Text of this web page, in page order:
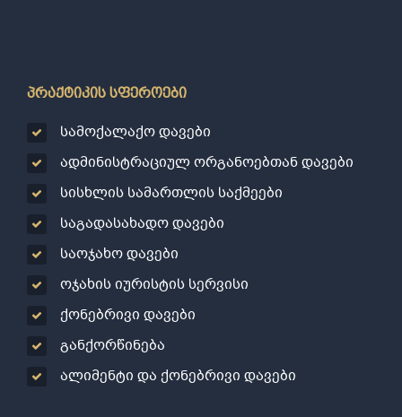
პრაქტიკის სფეროები
სამოქალაქო დავები
ადმინისტრაციულ ორგანოებთან დავები
სისხლის სამართლის საქმეები
საგადასახადო დავები
საოჯახო დავები
ოჯახის იურისტის სერვისი
ქონებრივი დავები
განქორწინება
ალიმენტი და ქონებრივი დავები